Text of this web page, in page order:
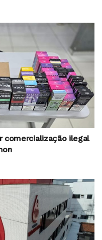
comercialização ilegal